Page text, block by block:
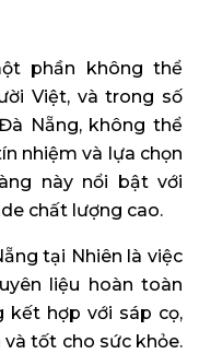
phần không thể
Việt, và trong số
Nẵng, không thể
nhiệm và lựa chọn
này nổi bật với
chất lượng cao.
tại Nhiên là việc
liệu hoàn toàn
kết hợp với sáp cọ,
tốt cho sức khỏe.